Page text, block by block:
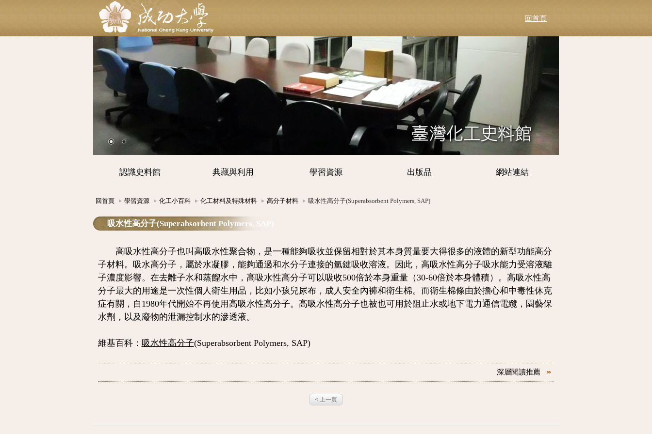
回首頁
認識史料館 典藏與利用 學習資源 出版品 網站連結
回首頁 學習資源 化工小百科 化工材料及特殊材料 高分子材料 吸水性高分子(Superabsorbent Polymers, SAP)
吸水性高分子(Superabsorbent Polymers, SAP)
高吸水性高分子也叫高吸水性聚合物，是一種能夠吸收並保留相對於其本身質量要大得很多的液體的新型功能高分
子材料。吸水高分子，屬於水凝膠，能夠通過和水分子連接的氫鍵吸收溶液。因此，高吸水性高分子吸水能力受溶液離
子濃度影響。在去離子水和蒸餾水中，高吸水性高分子可以吸收500倍於本身重量（30-60倍於本身體積）。高吸水性高
分子最大的用途是一次性個人衛生用品，比如小孩兒尿布，成人安全內褲和衛生棉。而衛生棉條由於擔心和中毒性休克
症有關，自1980年代開始不再使用高吸水性高分子。高吸水性高分子也被也可用於阻止水或地下電力通信電纜，園藝保
水劑，以及廢物的泄漏控制水的滲透液。
維基百科： 吸水性高分子(Superabsorbent Polymers, SAP)
深層閱讀推薦
< 上一頁